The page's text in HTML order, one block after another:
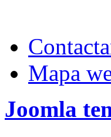
Mapa
Joomla